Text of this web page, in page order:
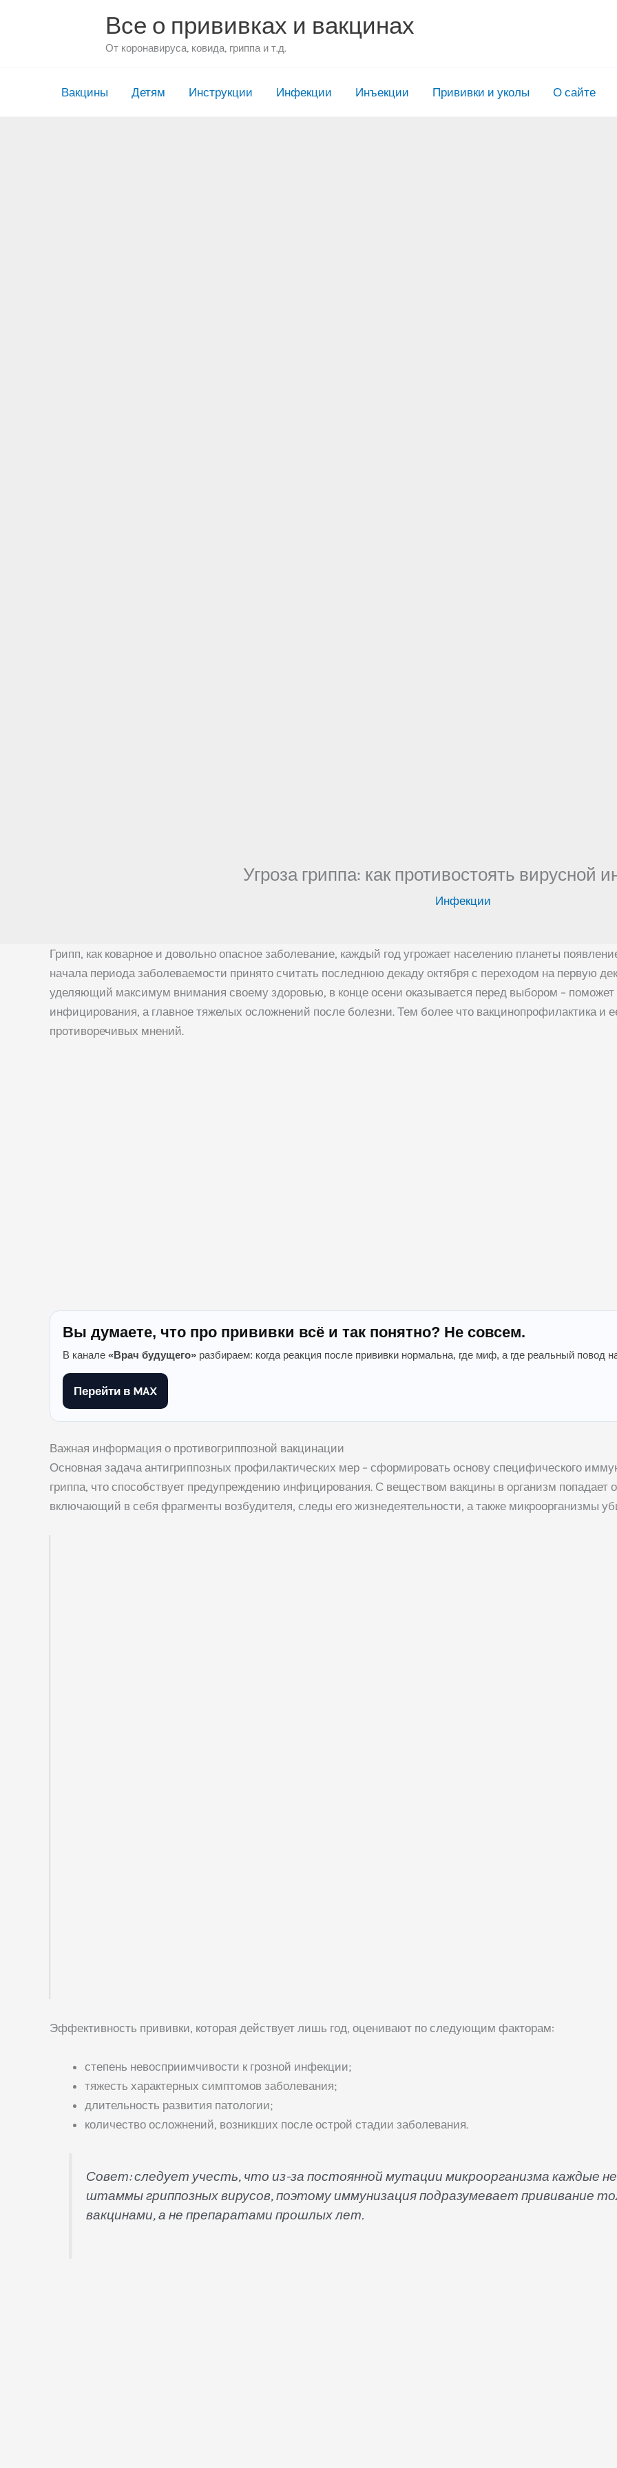
Все о прививках и вакцинах
От коронавируса, ковида, гриппа и т.д.
Вакцины Детям Инструкции Инфекции Инъекции Прививки и уколы О сайте
Угроза гриппа: как противостоять вирусной
Инфекции
Грипп, как коварное и довольно опасное заболевание, каждый год угрожает населению планеты
начала периода заболеваемости принято считать последнюю декаду октября с переходом на первую
уделяющий максимум внимания своему здоровью, в конце осени оказывается перед выбором – поможет
инфицирования, а главное тяжелых осложнений после болезни. Тем более что вакцинопрофилактика и
противоречивых мнений.
Вы думаете, что про прививки всё и так понятно? Не совсем.
В канале «Врач будущего» разбираем: когда реакция после прививки нормальна, где миф, а где реальный повод
Перейти в MAX
Важная информация о противогриппозной вакцинации
Основная задача антигриппозных профилактических мер – сформировать основу специфического
гриппа, что способствует предупреждению инфицирования. С веществом вакцины в организм попадает
включающий в себя фрагменты возбудителя, следы его жизнедеятельности, а также микроорганизмы
Эффективность прививки, которая действует лишь год, оценивают по следующим факторам:
степень невосприимчивости к грозной инфекции;
тяжесть характерных симптомов заболевания;
длительность развития патологии;
количество осложнений, возникших после острой стадии заболевания.
Совет: следует учесть, что из-за постоянной мутации микроорганизма каждые
штаммы гриппозных вирусов, поэтому иммунизация подразумевает прививание
вакцинами, а не препаратами прошлых лет.